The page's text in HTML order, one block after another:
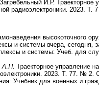
И.Р.
радиоэлектроники. 2023.
высокоточного
и системы вчера, сегодня,
и системы: Учеб. для
А.П. Траекторное управление
2023. T. 77. № 2.
Учебник для военных и